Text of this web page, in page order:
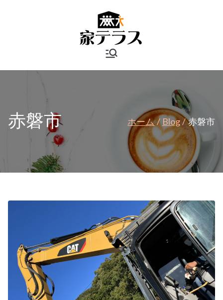
ッ
岡山リフォ
ームランキ
ング | 家テ
ラス
赤磐市 ホーム Blog 赤磐市